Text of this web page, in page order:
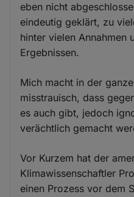
eben nicht
eindeutig geklärt, zu
hinter vielen Annahmen
Ergebnissen.
Mich macht in der
misstrauisch, dass
es auch gibt, jedoch
verächtlich gemacht
Vor Kurzem hat der
Klimawissenschaftler
einen Prozess vor dem